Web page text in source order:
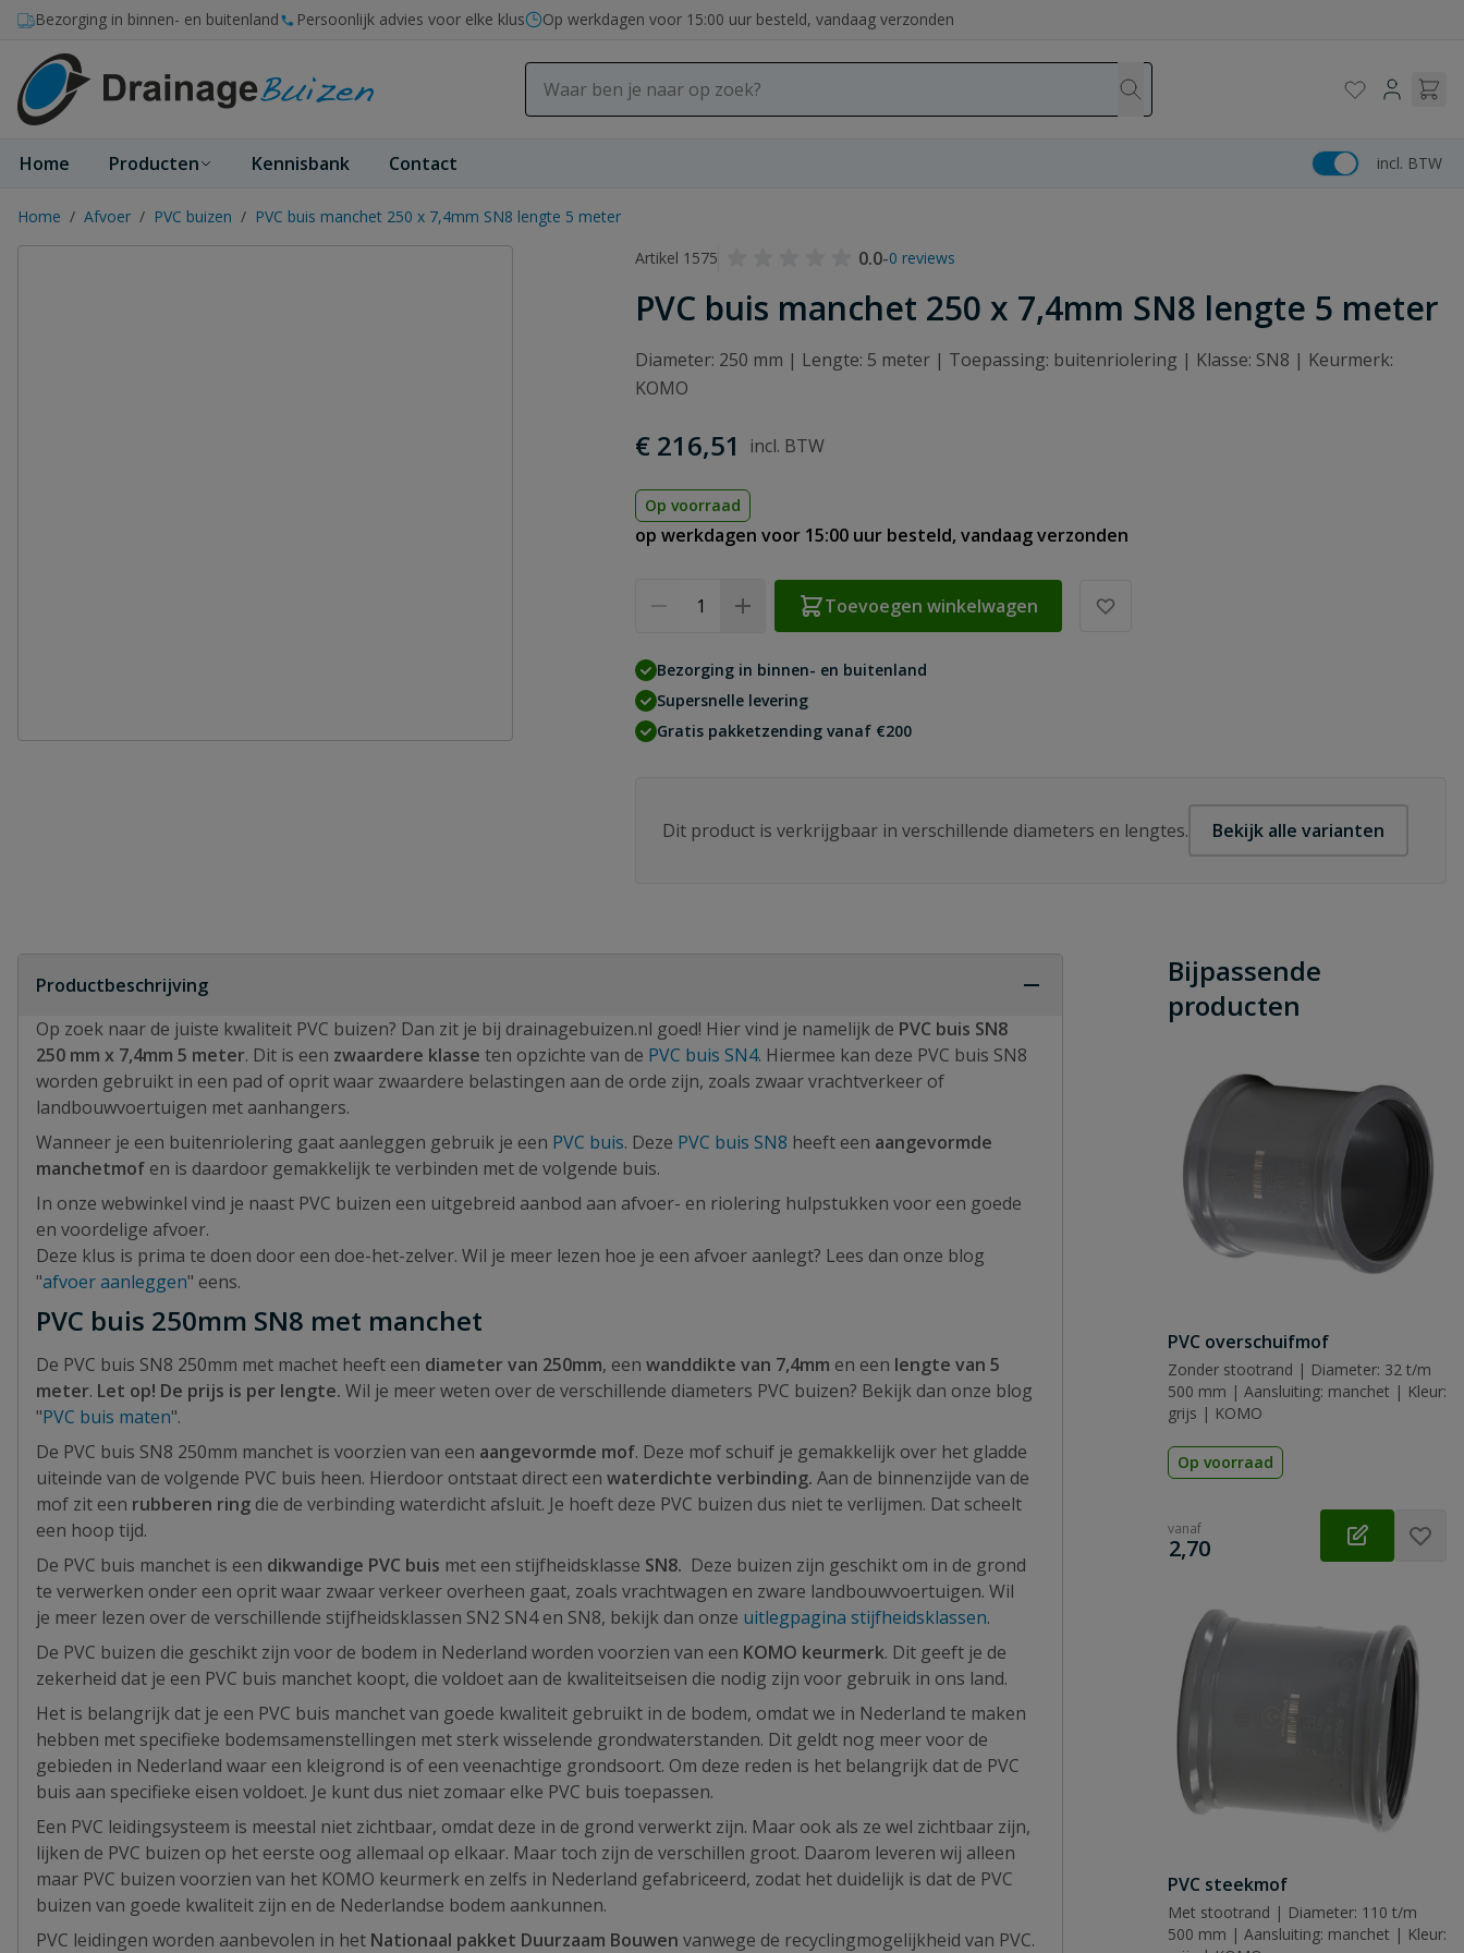
Ga naar de inhoud
Bezorging in binnen- en buitenland Persoonlijk advies voor elke klus Op werkdagen voor 15:00 uur besteld, vandaag verzonden
Home Producten Kennisbank Contact incl. BTW
Home / Afvoer / PVC buizen / PVC buis manchet 250 x 7,4mm SN8 lengte 5 meter
Artikel 1575
0.0-0 reviews
PVC buis manchet 250 x 7,4mm SN8 lengte 5 meter
Diameter: 250 mm | Lengte: 5 meter | Toepassing: buitenriolering | Klasse: SN8 | Keurmerk:
KOMO
€ 216,51
Op voorraad
op werkdagen voor 15:00 uur besteld, vandaag verzonden
Toevoegen winkelwagen
Bezorging in binnen- en buitenland
Supersnelle levering
Gratis pakketzending vanaf €200
Dit product is verkrijgbaar in verschillende diameters en lengtes. Bekijk alle varianten
Productbeschrijving
Op zoek naar de juiste kwaliteit PVC buizen? Dan zit je bij drainagebuizen.nl goed! Hier vind je namelijk de PVC buis SN8
250 mm x 7,4mm 5 meter. Dit is een zwaardere klasse ten opzichte van de PVC buis SN4. Hiermee kan deze PVC buis SN8
worden gebruikt in een pad of oprit waar zwaardere belastingen aan de orde zijn, zoals zwaar vrachtverkeer of
landbouwvoertuigen met aanhangers.
Wanneer je een buitenriolering gaat aanleggen gebruik je een PVC buis. Deze PVC buis SN8 heeft een aangevormde
manchetmof en is daardoor gemakkelijk te verbinden met de volgende buis.
In onze webwinkel vind je naast PVC buizen een uitgebreid aanbod aan afvoer- en riolering hulpstukken voor een goede
en voordelige afvoer.
Deze klus is prima te doen door een doe-het-zelver. Wil je meer lezen hoe je een afvoer aanlegt? Lees dan onze blog
"afvoer aanleggen" eens.
PVC buis 250mm SN8 met manchet
De PVC buis SN8 250mm met machet heeft een diameter van 250mm, een wanddikte van 7,4mm en een lengte van 5
meter. Let op! De prijs is per lengte. Wil je meer weten over de verschillende diameters PVC buizen? Bekijk dan onze blog
"PVC buis maten".
De PVC buis SN8 250mm manchet is voorzien van een aangevormde mof. Deze mof schuif je gemakkelijk over het gladde
uiteinde van de volgende PVC buis heen. Hierdoor ontstaat direct een waterdichte verbinding. Aan de binnenzijde van de
mof zit een rubberen ring die de verbinding waterdicht afsluit. Je hoeft deze PVC buizen dus niet te verlijmen. Dat scheelt
een hoop tijd.
De PVC buis manchet is een dikwandige PVC buis met een stijfheidsklasse SN8. Deze buizen zijn geschikt om in de grond
te verwerken onder een oprit waar zwaar verkeer overheen gaat, zoals vrachtwagen en zware landbouwvoertuigen. Wil
je meer lezen over de verschillende stijfheidsklassen SN2 SN4 en SN8, bekijk dan onze uitlegpagina stijfheidsklassen.
De PVC buizen die geschikt zijn voor de bodem in Nederland worden voorzien van een KOMO keurmerk. Dit geeft je de
zekerheid dat je een PVC buis manchet koopt, die voldoet aan de kwaliteitseisen die nodig zijn voor gebruik in ons land.
Het is belangrijk dat je een PVC buis manchet van goede kwaliteit gebruikt in de bodem, omdat we in Nederland te maken
hebben met specifieke bodemsamenstellingen met sterk wisselende grondwaterstanden. Dit geldt nog meer voor de
gebieden in Nederland waar een kleigrond is of een veenachtige grondsoort. Om deze reden is het belangrijk dat de PVC
buis aan specifieke eisen voldoet. Je kunt dus niet zomaar elke PVC buis toepassen.
Een PVC leidingsysteem is meestal niet zichtbaar, omdat deze in de grond verwerkt zijn. Maar ook als ze wel zichtbaar zijn,
lijken de PVC buizen op het eerste oog allemaal op elkaar. Maar toch zijn de verschillen groot. Daarom leveren wij alleen
maar PVC buizen voorzien van het KOMO keurmerk en zelfs in Nederland gefabriceerd, zodat het duidelijk is dat de PVC
buizen van goede kwaliteit zijn en de Nederlandse bodem aankunnen.
PVC leidingen worden aanbevolen in het Nationaal pakket Duurzaam Bouwen vanwege de recyclingmogelijkheid van PVC.
Bijpassende
producten
PVC overschuifmof
Zonder stootrand | Diameter: 32 t/m
500 mm | Aansluiting: manchet | Kleur:
grijs | KOMO
Op voorraad
vanaf
€
2,70
PVC steekmof
Met stootrand | Diameter: 110 t/m
500 mm | Aansluiting: manchet | Kleur: